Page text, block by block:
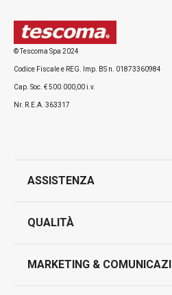
© Tescoma Spa 2024
Codice Fiscale e REG. Imp. BS n. 01873360984
Cap. Soc. € 500.000,00 i.v.
Nr. R.E.A. 363317
ASSISTENZA
contatti
QUALITÀ
MARKETING &